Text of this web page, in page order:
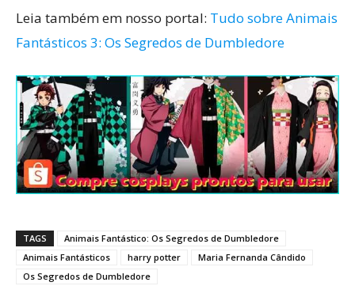
Leia também em nosso portal: Tudo sobre Animais
Fantásticos 3: Os Segredos de Dumbledore
TAGS
Animais Fantástico: Os Segredos de Dumbledore
Animais Fantásticos
harry potter
Maria Fernanda Cândido
Os Segredos de Dumbledore